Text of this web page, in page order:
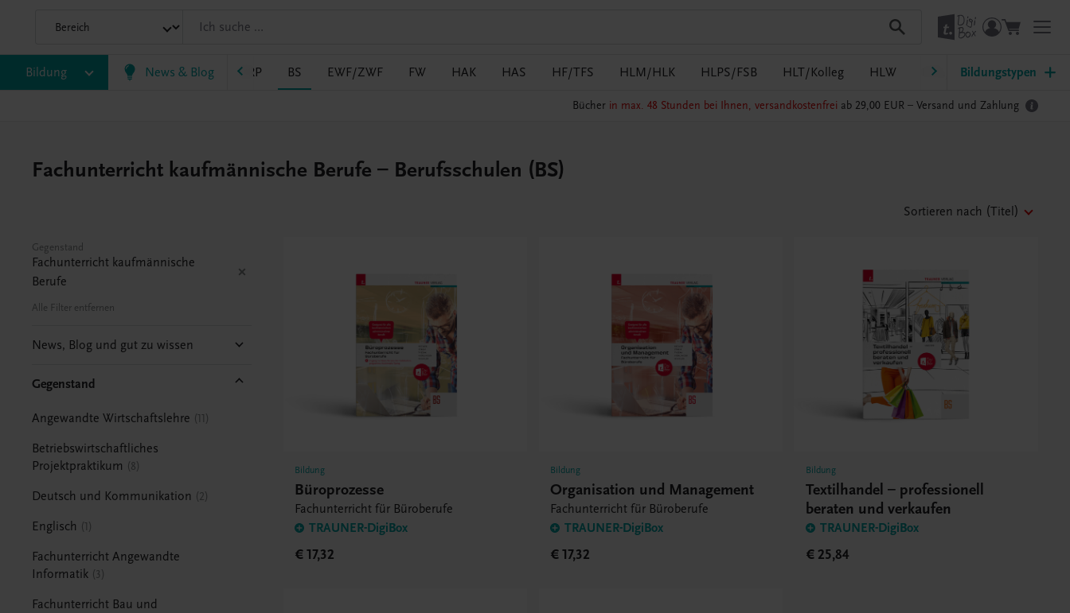
Bildung News & Blog
VS AHS BAFEP/BASOP BRP BS EWF/ZWF FW HAK HAS HF/TFS HLM/HLK HLPS/FSB HLT/Kolleg HLW HTL/FS LW/LWBF
Bildungstypen
Bücher in max. 48 Stunden bei Ihnen, versandkostenfrei ab 29,00 EUR – Versand und Zahlung
Fachunterricht kaufmännische Berufe – Berufsschulen (BS)
Sortieren nach (Titel)
Gegenstand
Fachunterricht kaufmännische
Berufe
Alle Filter entfernen
News, Blog und gut zu wissen
Gegenstand
Angewandte Wirtschaftslehre 11
Betriebswirtschaftliches
Projektpraktikum
8
Deutsch und Kommunikation 2
Englisch 1
Fachunterricht Angewandte
Informatik
3
Fachunterricht Bau und
Bildung
Büroprozesse
Fachunterricht für Büroberufe
TRAUNER-DigiBox
€ 17,32
Bildung
Organisation und Management
Fachunterricht für Büroberufe
TRAUNER-DigiBox
€ 17,32
Bildung
Textilhandel – professionell
beraten und verkaufen
TRAUNER-DigiBox
€ 25,84